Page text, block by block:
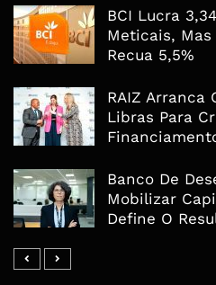
BCI Lucra
Meticais,
Recua 5,5%
RAIZ Arranca
Libras Para
Banco De
Mobilizar
Define O